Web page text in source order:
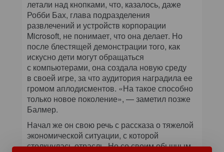
летали над кнопками, что, казалось, даже
Робби Бах, глава подразделения
развлечений и устройств корпорации
Microsoft, не понимает, что она делает. Но
после блестящей демонстрации того, как
искусно дети могут обращаться
с компьютерами, она создала новую среду
в своей игре, за что аудитория наградила ее
громом аплодисментов. «На такое способно
только новое поколение», — заметил позже
Балмер.
Начал же он свою речь с рассказа о тяжелой
экономической ситуации, с которой
столкнулась отрасль. Но со своим обычным